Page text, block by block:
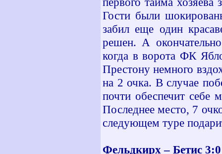
Гости были
забил еще один
решен. А
когда в ворота ФК
Престону немного
на 2 очка. В случае
почти обеспечит себе
Последнее место, 7
следующем туре
Фельдкирх – Бетис 3:0